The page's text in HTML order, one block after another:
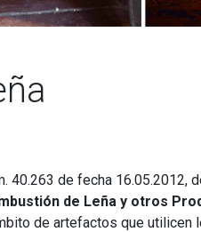
40.263 de fecha 16.05.2012,
de Leña y otros
de artefactos que